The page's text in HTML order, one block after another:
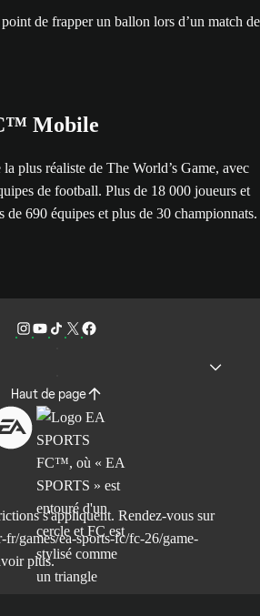
Mobile
plus réaliste de The World’s Game, avec
de football. Plus de 18 000 joueurs et
de 690 équipes et plus de 30 championnats.
Haut de page
s'appliquent. Rendez-vous sur
games/ea-sports-fc/fc-26/game-
plus.